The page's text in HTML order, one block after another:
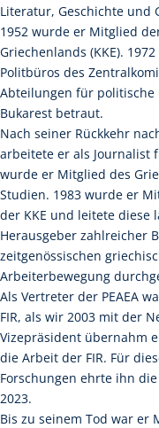
Literatur, Geschichte und
1952 wurde er Mitglied
Griechenlands (KKE).
Politbüros des
Abteilungen für politische
Bukarest betraut.
Nach seiner Rückkehr
arbeitete er als Journalist
wurde er Mitglied des
Studien. 1983 wurde er
der KKE und leitete diese
Herausgeber zahlreicher
zeitgenössischen
Arbeiterbewegung
Als Vertreter der PEAEA
FIR, als wir 2003 mit der
Vizepräsident übernahm
die Arbeit der FIR. Für
Forschungen ehrte ihn
2023.
Bis zu seinem Tod war er